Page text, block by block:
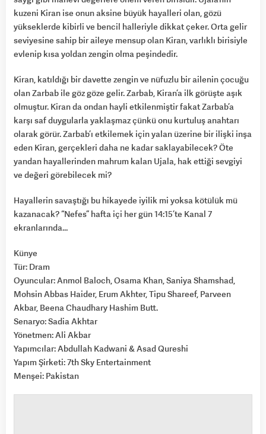
kuzeni Kiran ise onun aksine büyük hayalleri olan, gözü
yükseklerde kibirli ve bencil halleriyle dikkat çeker. Orta gelir
seviyesine sahip bir aileye mensup olan Kiran, varlıklı birisiyle
evlenip kısa yoldan zengin olma peşindedir.
Kiran, katıldığı bir davette zengin ve nüfuzlu bir ailenin çocuğu
olan Zarbab ile göz göze gelir. Zarbab, Kiran’a ilk görüşte aşık
olmuştur. Kiran da ondan hayli etkilenmiştir fakat Zarbab’a
karşı saf duygularla yaklaşmaz çünkü onu kurtuluş anahtarı
olarak görür. Zarbab’ı etkilemek için yalan üzerine bir ilişki inşa
eden Kiran, gerçekleri daha ne kadar saklayabilecek? Öte
yandan hayallerinden mahrum kalan Ujala, hak ettiği sevgiyi
ve değeri görebilecek mi?
Hayallerin savaştığı bu hikayede iyilik mi yoksa kötülük mü
kazanacak? “Nefes” hafta içi her gün 14:15’te Kanal 7
ekranlarında…
Künye
Tür: Dram
Oyuncular: Anmol Baloch, Osama Khan, Saniya Shamshad,
Mohsin Abbas Haider, Erum Akhter, Tipu Shareef, Parveen
Akbar, Beena Chaudhary Hashim Butt.
Senaryo: Sadia Akhtar
Yönetmen: Ali Akbar
Yapımcılar: Abdullah Kadwani & Asad Qureshi
Yapım Şirketi: 7th Sky Entertainment
Menşei: Pakistan